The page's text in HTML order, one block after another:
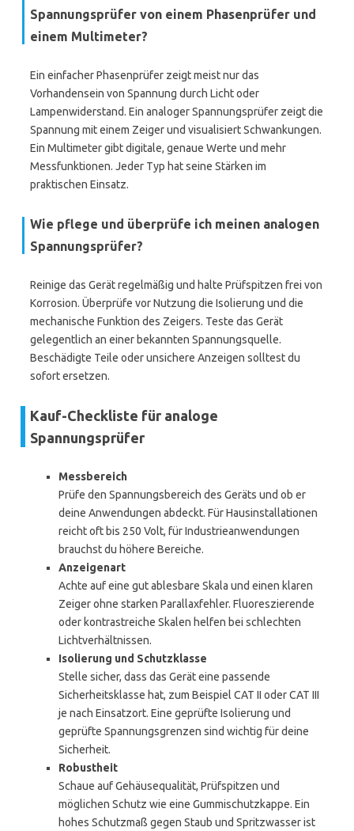
Spannungsprüfer von einem Phasenprüfer und
einem Multimeter?
Ein einfacher Phasenprüfer zeigt meist nur das
Vorhandensein von Spannung durch Licht oder
Lampenwiderstand. Ein analoger Spannungsprüfer zeigt die
Spannung mit einem Zeiger und visualisiert Schwankungen.
Ein Multimeter gibt digitale, genaue Werte und mehr
Messfunktionen. Jeder Typ hat seine Stärken im
praktischen Einsatz.
Wie pflege und überprüfe ich meinen analogen
Spannungsprüfer?
Reinige das Gerät regelmäßig und halte Prüfspitzen frei von
Korrosion. Überprüfe vor Nutzung die Isolierung und die
mechanische Funktion des Zeigers. Teste das Gerät
gelegentlich an einer bekannten Spannungsquelle.
Beschädigte Teile oder unsichere Anzeigen solltest du
sofort ersetzen.
Kauf-Checkliste für analoge
Spannungsprüfer
Messbereich
Prüfe den Spannungsbereich des Geräts und ob er
deine Anwendungen abdeckt. Für Hausinstallationen
reicht oft bis 250 Volt, für Industrieanwendungen
brauchst du höhere Bereiche.
Anzeigenart
Achte auf eine gut ablesbare Skala und einen klaren
Zeiger ohne starken Parallaxfehler. Fluoreszierende
oder kontrastreiche Skalen helfen bei schlechten
Lichtverhältnissen.
Isolierung und Schutzklasse
Stelle sicher, dass das Gerät eine passende
Sicherheitsklasse hat, zum Beispiel CAT II oder CAT III
je nach Einsatzort. Eine geprüfte Isolierung und
geprüfte Spannungsgrenzen sind wichtig für deine
Sicherheit.
Robustheit
Schaue auf Gehäusequalität, Prüfspitzen und
möglichen Schutz wie eine Gummischutzkappe. Ein
hohes Schutzmaß gegen Staub und Spritzwasser ist